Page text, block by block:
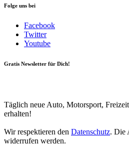
Folge uns bei
Facebook
Twitter
Youtube
Gratis Newsletter für Dich!
Täglich neue Auto, Motorsport,
erhalten!
Wir respektieren den Datenschutz. Die
widerrufen werden.